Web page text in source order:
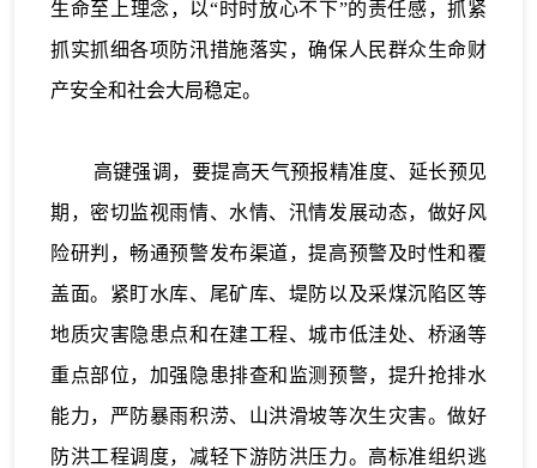
生命至上理念，以“时时放心不下”的责任感，抓紧
抓实抓细各项防汛措施落实，确保人民群众生命财
产安全和社会大局稳定。
高键强调，要提高天气预报精准度、延长预见
期，密切监视雨情、水情、汛情发展动态，做好风
险研判，畅通预警发布渠道，提高预警及时性和覆
盖面。紧盯水库、尾矿库、堤防以及采煤沉陷区等
地质灾害隐患点和在建工程、城市低洼处、桥涵等
重点部位，加强隐患排查和监测预警，提升抢排水
能力，严防暴雨积涝、山洪滑坡等次生灾害。做好
防洪工程调度，减轻下游防洪压力。高标准组织逃